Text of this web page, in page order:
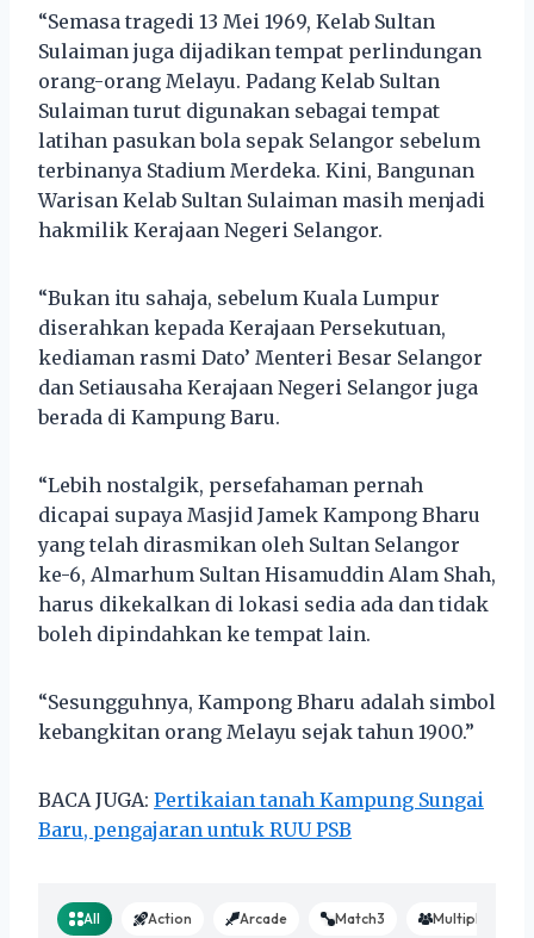
“Semasa tragedi 13 Mei 1969, Kelab Sultan
Sulaiman juga dijadikan tempat perlindungan
orang-orang Melayu. Padang Kelab Sultan
Sulaiman turut digunakan sebagai tempat
latihan pasukan bola sepak Selangor sebelum
terbinanya Stadium Merdeka. Kini, Bangunan
Warisan Kelab Sultan Sulaiman masih menjadi
hakmilik Kerajaan Negeri Selangor.
“Bukan itu sahaja, sebelum Kuala Lumpur
diserahkan kepada Kerajaan Persekutuan,
kediaman rasmi Dato’ Menteri Besar Selangor
dan Setiausaha Kerajaan Negeri Selangor juga
berada di Kampung Baru.
“Lebih nostalgik, persefahaman pernah
dicapai supaya Masjid Jamek Kampong Bharu
yang telah dirasmikan oleh Sultan Selangor
ke-6, Almarhum Sultan Hisamuddin Alam Shah,
harus dikekalkan di lokasi sedia ada dan tidak
boleh dipindahkan ke tempat lain.
“Sesungguhnya, Kampong Bharu adalah simbol
kebangkitan orang Melayu sejak tahun 1900.”
BACA JUGA: Pertikaian tanah Kampung Sungai
Baru, pengajaran untuk RUU PSB